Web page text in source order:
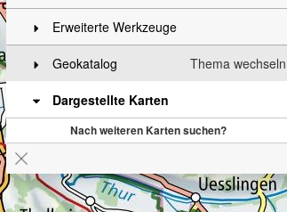
Erweiterte Werkzeuge
Thema wechseln
Geokatalog
Dargestellte Karten
Nach weiteren Karten suchen?